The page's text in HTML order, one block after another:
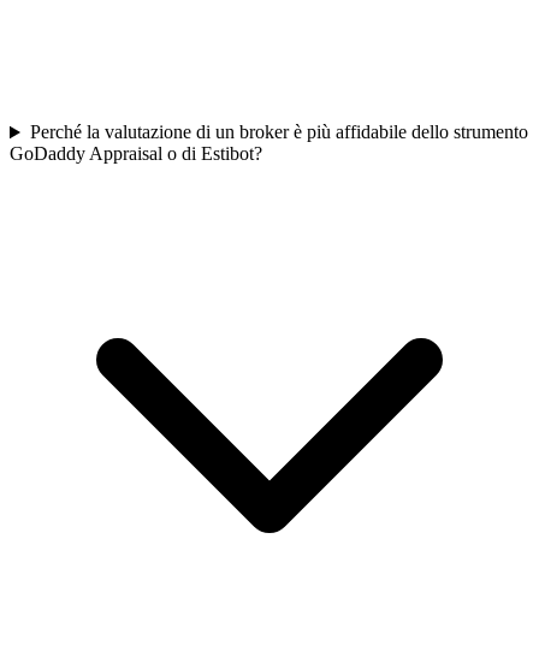
Perché la valutazione di un broker è più affidabile dello strumento
GoDaddy Appraisal o di Estibot?